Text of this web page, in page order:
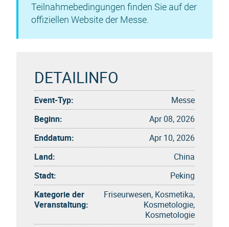
Teilnahmebedingungen finden Sie auf der
offiziellen Website der Messe.
DETAILINFO
Event-Typ:
Messe
Beginn:
Apr 08, 2026
Enddatum:
Apr 10, 2026
Land:
China
Stadt:
Peking
Kategorie der
Veranstaltung:
Friseurwesen, Kosmetika,
Kosmetologie,
Kosmetologie